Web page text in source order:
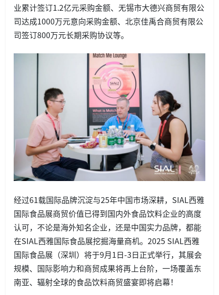
业累计签订1.2亿元采购金额、无锡市大德兴商贸有限公
司达成1000万元意向采购金额、北京佳禹合商贸有限公
司签订800万元长期采购协议等。
经过61载国际品牌沉淀与25年中国市场深耕，SIAL西雅
国际食品展商贸价值已得到国内外食品饮料企业的高度
认可，不论是海外知名企业，还是中国实力品牌，都能
在SIAL西雅国际食品展挖掘海量商机。2025 SIAL西雅
国际食品展（深圳）将于9月1日-3日正式举行，其展会
规模、国际影响力和商贸成果将再上台阶，一场覆盖东
南亚、辐射全球的食品饮料商贸盛宴即将启幕！